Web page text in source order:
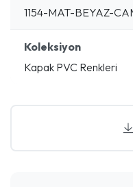
1154-MAT-BEYAZ-
Koleksiyon
Kapak PVC Renkleri